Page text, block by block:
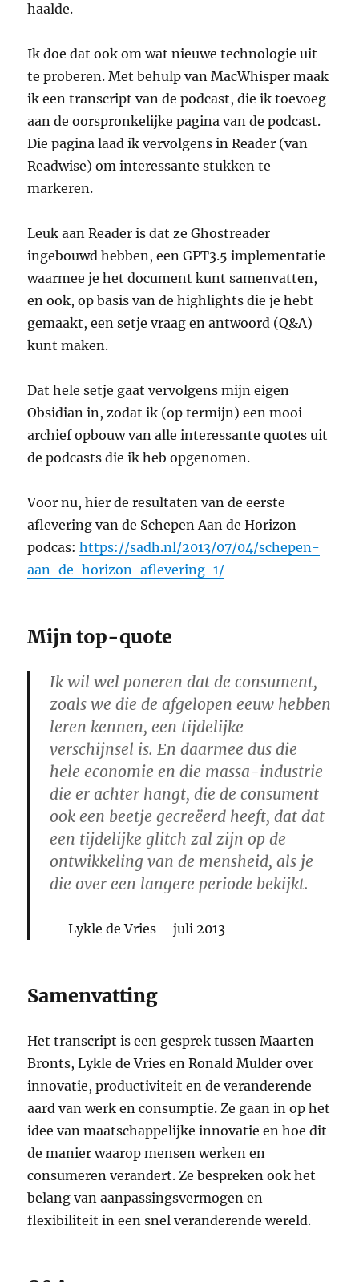
haalde.
Ik doe dat ook om wat nieuwe technologie uit
te proberen. Met behulp van MacWhisper maak
ik een transcript van de podcast, die ik toevoeg
aan de oorspronkelijke pagina van de podcast.
Die pagina laad ik vervolgens in Reader (van
Readwise) om interessante stukken te
markeren.
Leuk aan Reader is dat ze Ghostreader
ingebouwd hebben, een GPT3.5 implementatie
waarmee je het document kunt samenvatten,
en ook, op basis van de highlights die je hebt
gemaakt, een setje vraag en antwoord (Q&A)
kunt maken.
Dat hele setje gaat vervolgens mijn eigen
Obsidian in, zodat ik (op termijn) een mooi
archief opbouw van alle interessante quotes uit
de podcasts die ik heb opgenomen.
Voor nu, hier de resultaten van de eerste
aflevering van de Schepen Aan de Horizon
podcas:https://sadh.nl/2013/07/04/schepen-
aan-de-horizon-aflevering-1/
Mijn top-quote
Ik wil wel poneren dat de consument,
zoals we die de afgelopen eeuw hebben
leren kennen, een tijdelijke
verschijnsel is. En daarmee dus die
hele economie en die massa-industrie
die er achter hangt, die de consument
ook een beetje gecreëerd heeft, dat dat
een tijdelijke glitch zal zijn op de
ontwikkeling van de mensheid, als je
die over een langere periode bekijkt.
Lykle de Vries – juli 2013
Samenvatting
Het transcript is een gesprek tussen Maarten
Bronts, Lykle de Vries en Ronald Mulder over
innovatie, productiviteit en de veranderende
aard van werk en consumptie. Ze gaan in op het
idee van maatschappelijke innovatie en hoe dit
de manier waarop mensen werken en
consumeren verandert. Ze bespreken ook het
belang van aanpassingsvermogen en
flexibiliteit in een snel veranderende wereld.